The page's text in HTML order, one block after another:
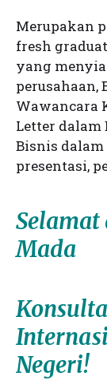
Merupakan
fresh
yang
perusahaan,
Wawancara
Letter dalam
Bisnis
presentasi,
Selamat
Mada
Negeri!